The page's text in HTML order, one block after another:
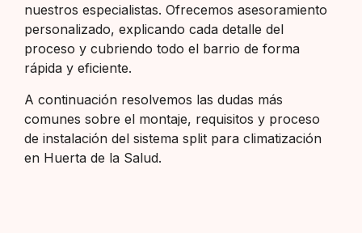
nuestros especialistas. Ofrecemos asesoramiento
personalizado, explicando cada detalle del
proceso y cubriendo todo el barrio de forma
rápida y eficiente.
A continuación resolvemos las dudas más
comunes sobre el montaje, requisitos y proceso
de instalación del sistema split para climatización
en Huerta de la Salud.